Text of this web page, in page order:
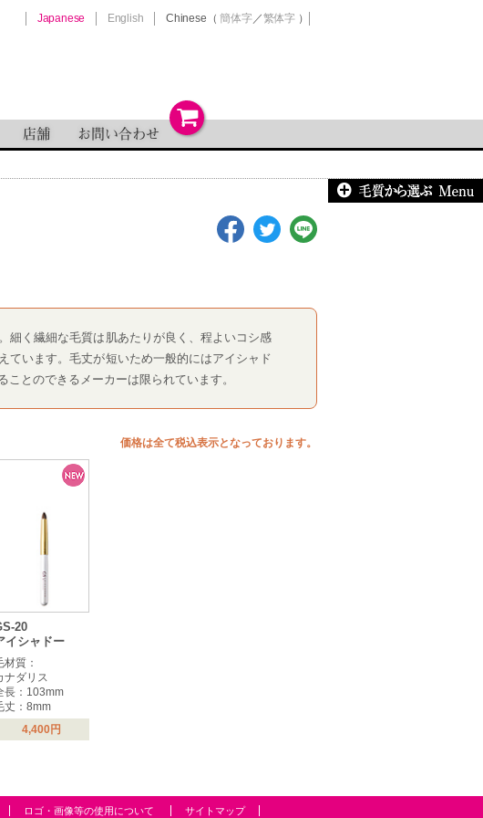
Japanese English Chinese （ 簡体字 ／繁体字 ）
店舗 お問い合わせ
細く繊細な毛質は肌あたりが良く、程よいコシ感
ています。毛丈が短いため一般的にはアイシャド
とのできるメーカーは限られています。
価格は全て税込表示となっております。
20
イシャドー
材質：
ナダリス
長：103mm
丈：8mm
4,400円
ロゴ・画像等の使用について サイトマップ